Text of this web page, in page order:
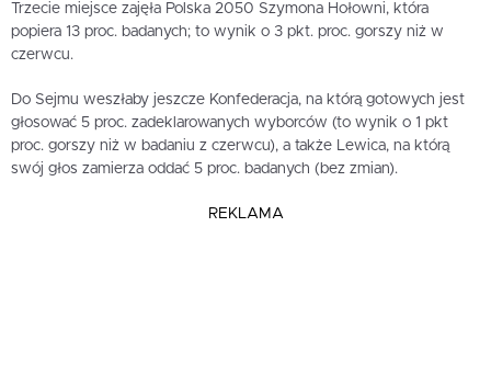
Trzecie miejsce zajęła Polska 2050 Szymona Hołowni, która
popiera 13 proc. badanych; to wynik o 3 pkt. proc. gorszy niż w
czerwcu.
Do Sejmu weszłaby jeszcze Konfederacja, na którą gotowych jest
głosować 5 proc. zadeklarowanych wyborców (to wynik o 1 pkt
proc. gorszy niż w badaniu z czerwcu), a także Lewica, na którą
swój głos zamierza oddać 5 proc. badanych (bez zmian).
REKLAMA